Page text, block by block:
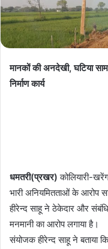
मानकों की अनदेखी, घटिया
निर्माण कार्य
धमतरी(प्रखर) कोलियारी-
भारी अनियमितताओं के
हीरेन्द साहू ने ठेकेदार और
मनमानी का आरोप लगाया है।
संयोजक हीरेन्द साहू ने बताया